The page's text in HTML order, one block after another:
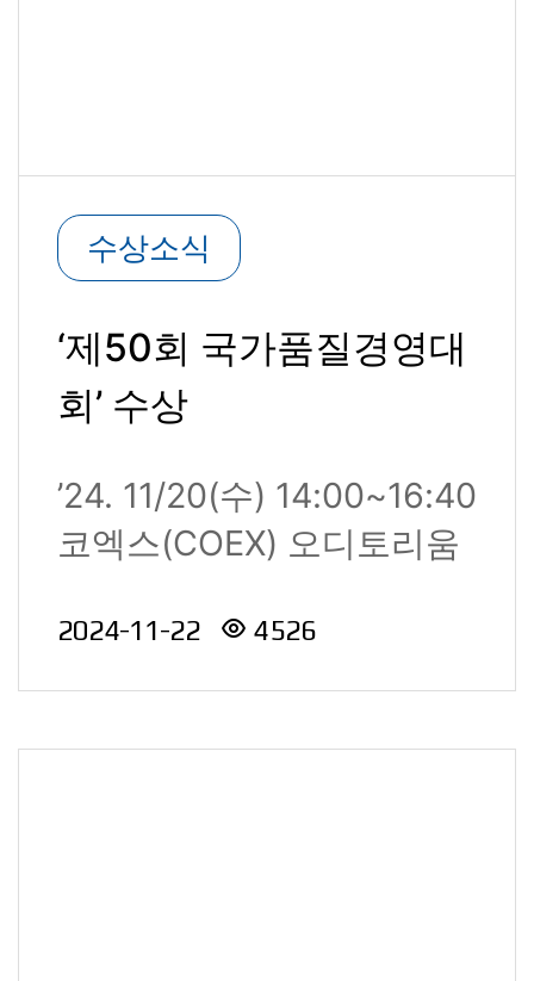
수상소식
‘제50회 국가품질경영대
회’ 수상
’24. 11/20(수) 14:00~16:40
코엑스(COEX) 오디토리움
2024-11-22 4526